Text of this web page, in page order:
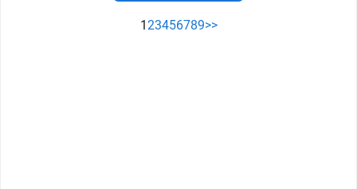
123456789>>